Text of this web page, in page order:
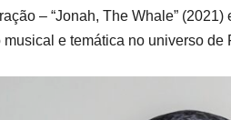
– “Jonah, The Whale” (2021)
e temática no universo de